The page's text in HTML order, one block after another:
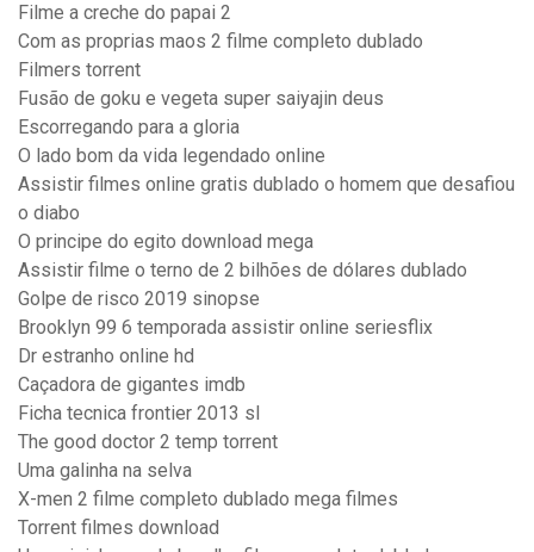
Filme a creche do papai 2
Com as proprias maos 2 filme completo dublado
Filmers torrent
Fusão de goku e vegeta super saiyajin deus
Escorregando para a gloria
O lado bom da vida legendado online
Assistir filmes online gratis dublado o homem que desafiou
o diabo
O principe do egito download mega
Assistir filme o terno de 2 bilhões de dólares dublado
Golpe de risco 2019 sinopse
Brooklyn 99 6 temporada assistir online seriesflix
Dr estranho online hd
Caçadora de gigantes imdb
Ficha tecnica frontier 2013 sl
The good doctor 2 temp torrent
Uma galinha na selva
X-men 2 filme completo dublado mega filmes
Torrent filmes download